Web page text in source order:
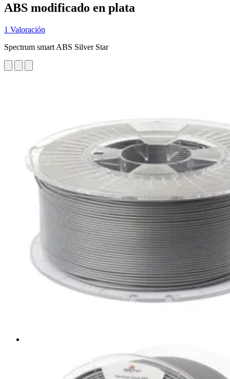
ABS modificado en plata
1 Valoración
Spectrum smart ABS Silver Star